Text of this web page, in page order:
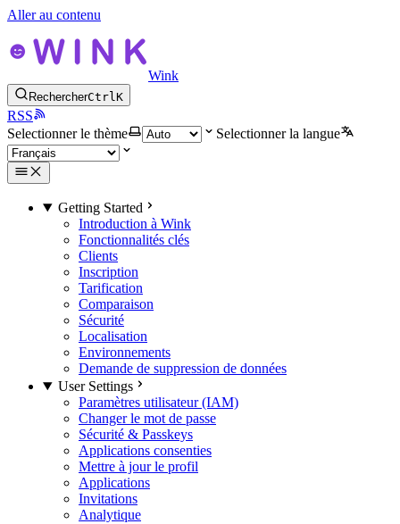
Aller au contenu
Wink
RechercherCtrlK
RSS
Selectionner le thème
Selectionner la langue
Getting Started
Introduction à Wink
Fonctionnalités clés
Clients
Inscription
Tarification
Comparaison
Sécurité
Localisation
Environnements
Demande de suppression de données
User Settings
Paramètres utilisateur (IAM)
Changer le mot de passe
Sécurité & Passkeys
Applications consenties
Mettre à jour le profil
Applications
Invitations
Analytique